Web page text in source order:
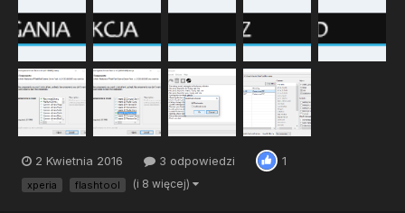
telefon, wgr...
2 Kwietnia 2016 3 odpowiedzi 1
xperia flashtool (i 8 więcej)